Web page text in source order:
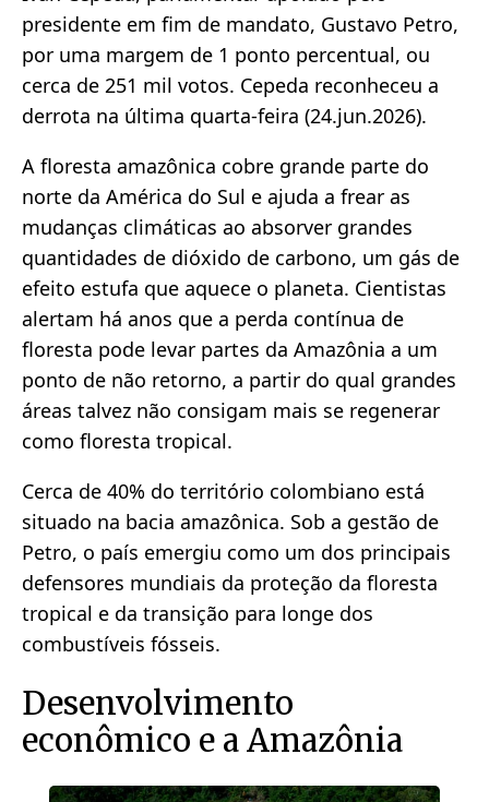
presidente em fim de mandato, Gustavo Petro,
por uma margem de 1 ponto percentual, ou
cerca de 251 mil votos. Cepeda reconheceu a
derrota na última quarta-feira (24.jun.2026).
A floresta amazônica cobre grande parte do
norte da América do Sul e ajuda a frear as
mudanças climáticas ao absorver grandes
quantidades de dióxido de carbono, um gás de
efeito estufa que aquece o planeta. Cientistas
alertam há anos que a perda contínua de
floresta pode levar partes da Amazônia a um
ponto de não retorno, a partir do qual grandes
áreas talvez não consigam mais se regenerar
como floresta tropical.
Cerca de 40% do território colombiano está
situado na bacia amazônica. Sob a gestão de
Petro, o país emergiu como um dos principais
defensores mundiais da proteção da floresta
tropical e da transição para longe dos
combustíveis fósseis.
Desenvolvimento
econômico e a Amazônia